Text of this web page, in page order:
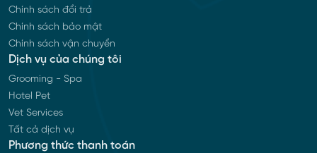
Chính sách đổi trả
Chính sách bảo mật
Chính sách vận chuyển
Dịch vụ của chúng tôi
Grooming - Spa
Hotel Pet
Vet Services
Tất cả dịch vụ
Phương thức thanh toán